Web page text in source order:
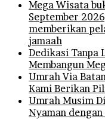
Mega Wisata
September
memberikan
jamaah
Dedikasi Tanpa
Membangun
Umrah Via
Kami Berikan
Umrah Musim
Nyaman